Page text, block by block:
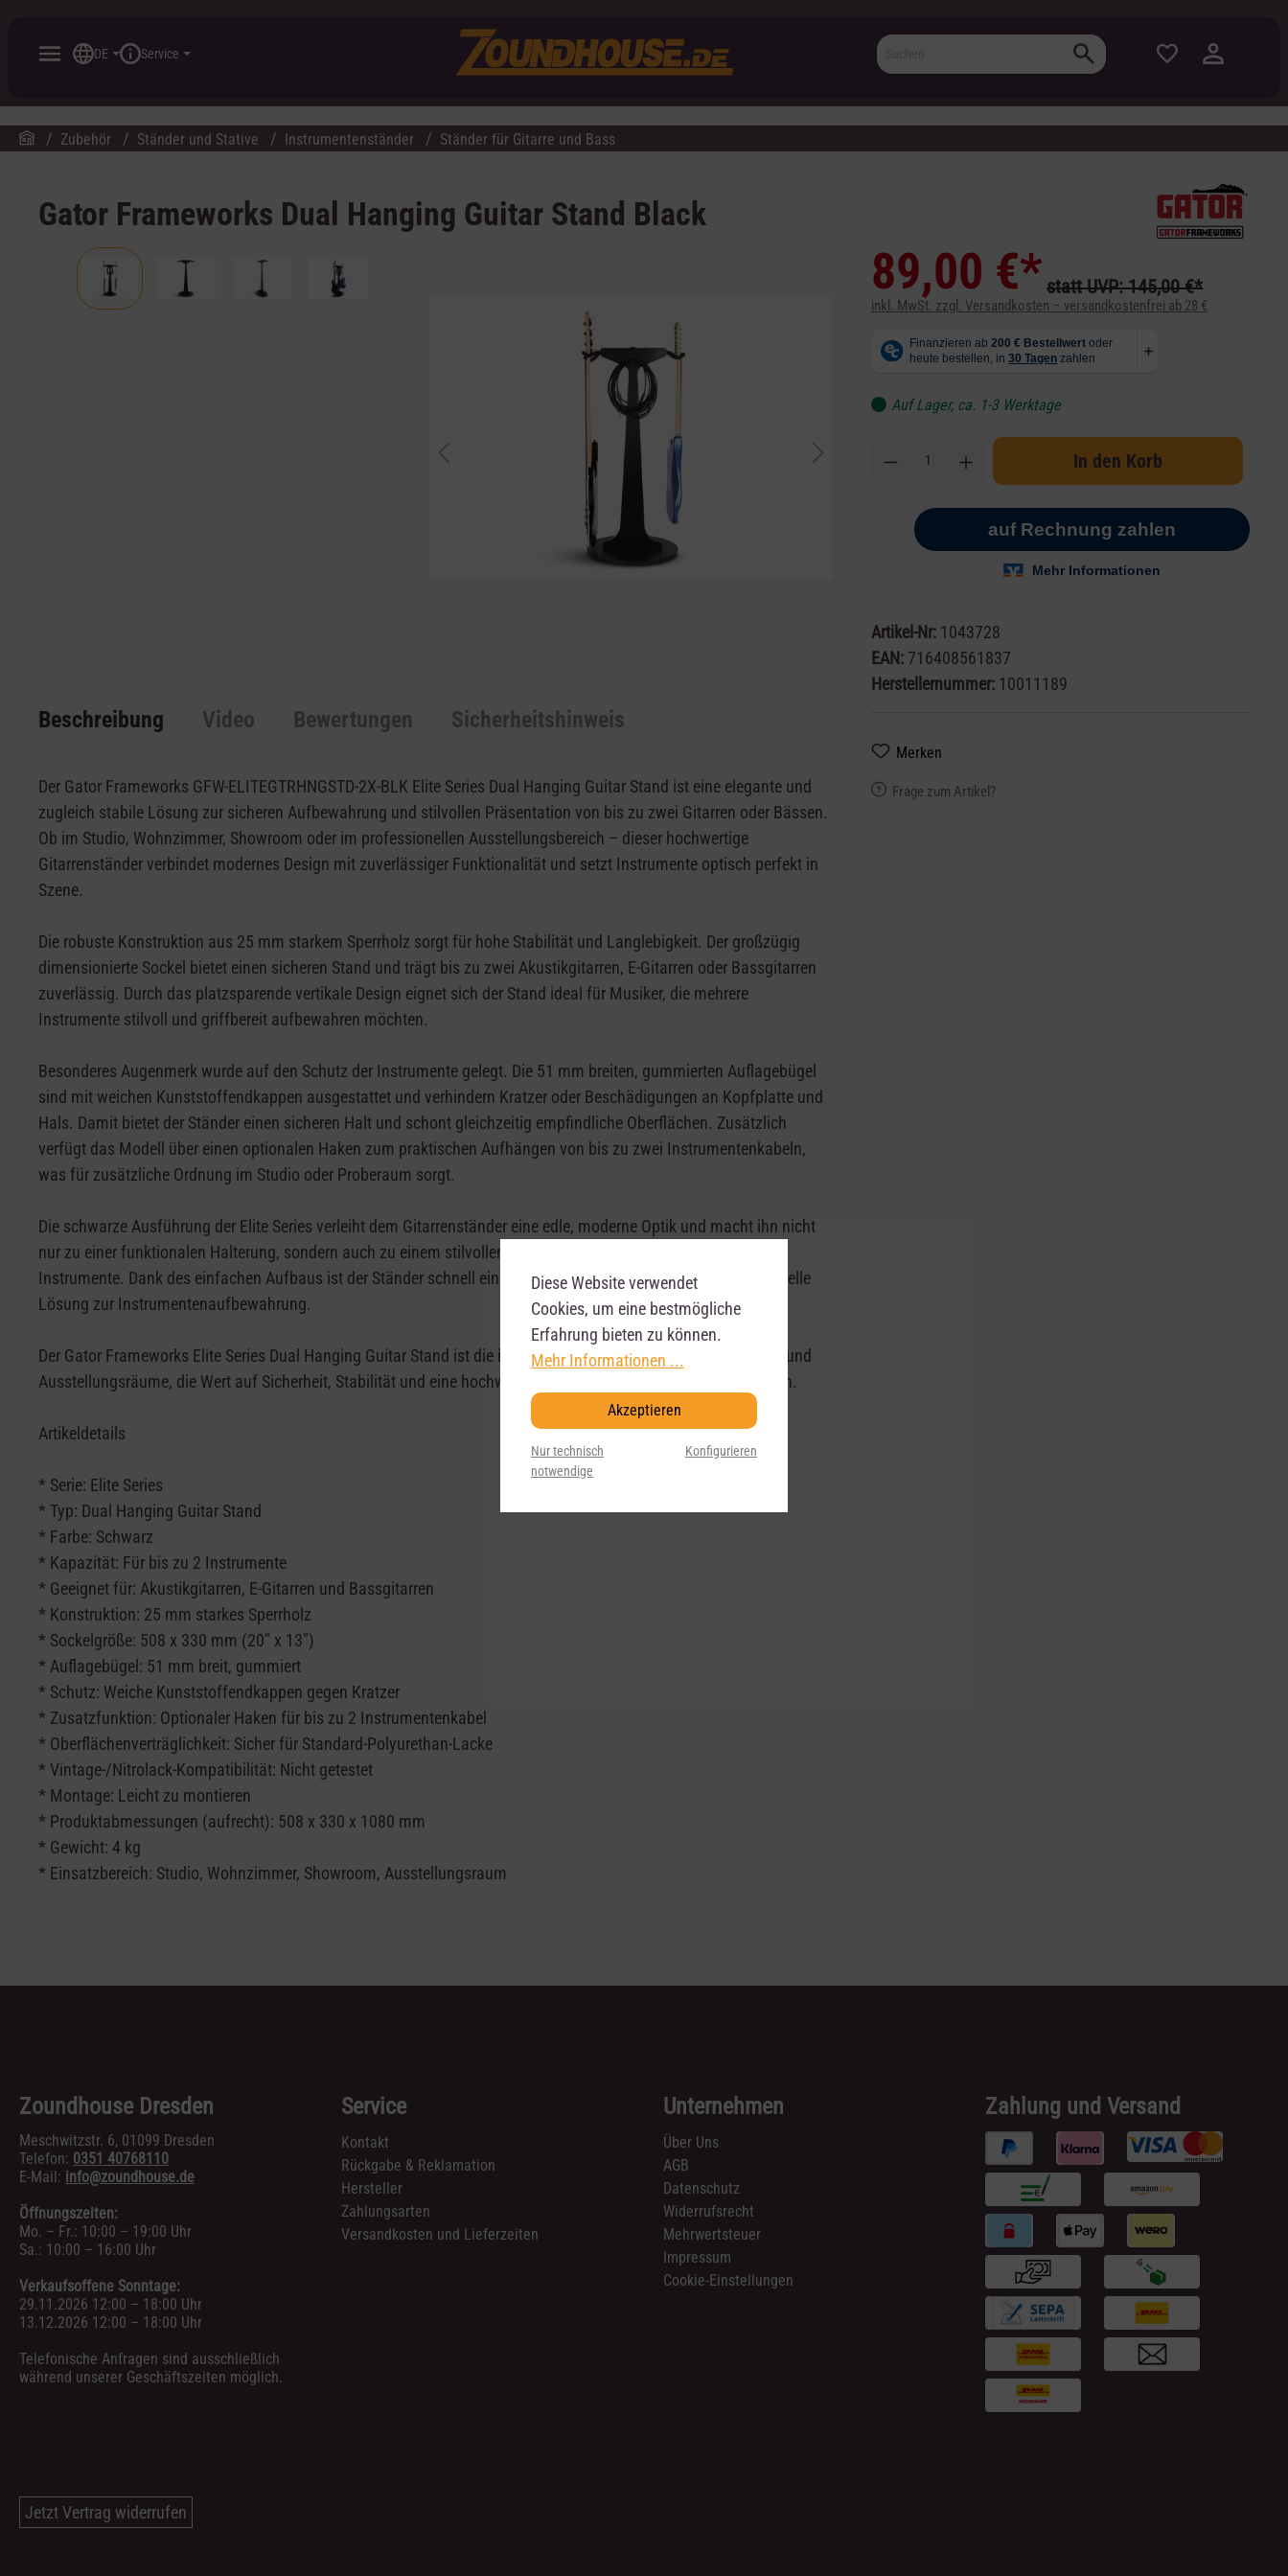
DE Service
Zubehör Ständer und Stative Instrumentenständer Ständer für Gitarre und Bass
Gator Frameworks Dual Hanging Guitar Stand Black
Beschreibung Video Bewertungen Sicherheitshinweis
Der Gator Frameworks GFW-ELITEGTRHNGSTD-2X-BLK Elite Series Dual Hanging Guitar Stand ist eine elegante und
zugleich stabile Lösung zur sicheren Aufbewahrung und stilvollen Präsentation von bis zu zwei Gitarren oder Bässen.
Ob im Studio, Wohnzimmer, Showroom oder im professionellen Ausstellungsbereich – dieser hochwertige
Gitarrenständer verbindet modernes Design mit zuverlässiger Funktionalität und setzt Instrumente optisch perfekt in
Szene.
Die robuste Konstruktion aus 25 mm starkem Sperrholz sorgt für hohe Stabilität und Langlebigkeit. Der großzügig
dimensionierte Sockel bietet einen sicheren Stand und trägt bis zu zwei Akustikgitarren, E-Gitarren oder Bassgitarren
zuverlässig. Durch das platzsparende vertikale Design eignet sich der Stand ideal für Musiker, die mehrere
Instrumente stilvoll und griffbereit aufbewahren möchten.
Besonderes Augenmerk wurde auf den Schutz der Instrumente gelegt. Die 51 mm breiten, gummierten Auflagebügel
sind mit weichen Kunststoffendkappen ausgestattet und verhindern Kratzer oder Beschädigungen an Kopfplatte und
Hals. Damit bietet der Ständer einen sicheren Halt und schont gleichzeitig empfindliche Oberflächen. Zusätzlich
verfügt das Modell über einen optionalen Haken zum praktischen Aufhängen von bis zu zwei Instrumentenkabeln,
was für zusätzliche Ordnung im Studio oder Proberaum sorgt.
Die schwarze Ausführung der Elite Series verleiht dem Gitarrenständer eine edle, moderne Optik und macht ihn nicht
nur zu einer funktionalen Halterung, sondern auch zu einem stilvollen Präsentationsmöbel für hochwertige
Instrumente. Dank des einfachen Aufbaus ist der Ständer schnell einsatzbereit und bietet sofort eine professionelle
Lösung zur Instrumentenaufbewahrung.
Der Gator Frameworks Elite Series Dual Hanging Guitar Stand ist die ideale Wahl für Musiker, Studios, Sammler und
Ausstellungsräume, die Wert auf Sicherheit, Stabilität und eine hochwertige Präsentation ihrer Instrumente legen.
Artikeldetails
* Serie: Elite Series
* Typ: Dual Hanging Guitar Stand
* Farbe: Schwarz
* Kapazität: Für bis zu 2 Instrumente
* Geeignet für: Akustikgitarren, E-Gitarren und Bassgitarren
* Konstruktion: 25 mm starkes Sperrholz
* Sockelgröße: 508 x 330 mm (20" x 13")
* Auflagebügel: 51 mm breit, gummiert
* Schutz: Weiche Kunststoffendkappen gegen Kratzer
* Zusatzfunktion: Optionaler Haken für bis zu 2 Instrumentenkabel
* Oberflächenverträglichkeit: Sicher für Standard-Polyurethan-Lacke
* Vintage-/Nitrolack-Kompatibilität: Nicht getestet
* Montage: Leicht zu montieren
* Produktabmessungen (aufrecht): 508 x 330 x 1080 mm
* Gewicht: 4 kg
* Einsatzbereich: Studio, Wohnzimmer, Showroom, Ausstellungsraum
89,00 €* statt UVP: 145,00 €*
inkl. MwSt. zzgl. Versandkosten – versandkostenfrei ab 28 €
Auf Lager, ca. 1-3 Werktage
In den Korb
Artikel-Nr: 1043728
EAN: 716408561837
Herstellernummer: 10011189
Merken
Frage zum Artikel?
Zoundhouse Dresden
Meschwitzstr. 6, 01099 Dresden
Telefon: 0351 40768110
E-Mail: info@zoundhouse.de
Öffnungszeiten:
Mo. – Fr.: 10:00 – 19:00 Uhr
Sa.: 10:00 – 16:00 Uhr
Verkaufsoffene Sonntage:
29.11.2026 12:00 – 18:00 Uhr
13.12.2026 12:00 – 18:00 Uhr
Telefonische Anfragen sind ausschließlich
während unserer Geschäftszeiten möglich.
Service
Kontakt
Rückgabe & Reklamation
Hersteller
Zahlungsarten
Versandkosten und Lieferzeiten
Unternehmen
Über Uns
AGB
Datenschutz
Widerrufsrecht
Mehrwertsteuer
Impressum
Cookie-Einstellungen
Zahlung und Versand
Jetzt Vertrag widerrufen
Diese Website verwendet
Cookies, um eine bestmögliche
Erfahrung bieten zu können.
Mehr Informationen ...
Akzeptieren
Nur technisch
notwendige
Konfigurieren